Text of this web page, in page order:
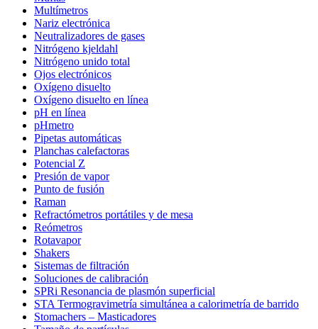
Multímetros
Nariz electrónica
Neutralizadores de gases
Nitrógeno kjeldahl
Nitrógeno unido total
Ojos electrónicos
Oxígeno disuelto
Oxígeno disuelto en línea
pH en línea
pHmetro
Pipetas automáticas
Planchas calefactoras
Potencial Z
Presión de vapor
Punto de fusión
Raman
Refractómetros portátiles y de mesa
Reómetros
Rotavapor
Shakers
Sistemas de filtración
Soluciones de calibración
SPRi Resonancia de plasmón superficial
STA Termogravimetría simultánea a calorimetría de barrido
Stomachers – Masticadores